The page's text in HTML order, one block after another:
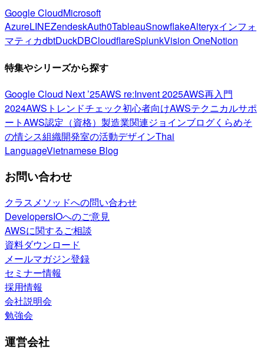
Google CloudMicrosoft
AzureLINEZendeskAuth0TableauSnowflakeAlteryxインフォ
マティカdbtDuckDBCloudflareSplunkVision OneNotion
特集やシリーズから探す
Google Cloud Next ’25AWS re:Invent 2025AWS再入門
2024AWSトレンドチェック初心者向けAWSテクニカルサポ
ートAWS認定（資格） 製造業関連ジョインブログくらめそ
の情シス組織開発室の活動デザインThai
LanguageVietnamese Blog
お問い合わせ
クラスメソッドへの問い合わせ
DevelopersIOへのご意見
AWSに関するご相談
資料ダウンロード
メールマガジン登録
セミナー情報
採用情報
会社説明会
勉強会
運営会社